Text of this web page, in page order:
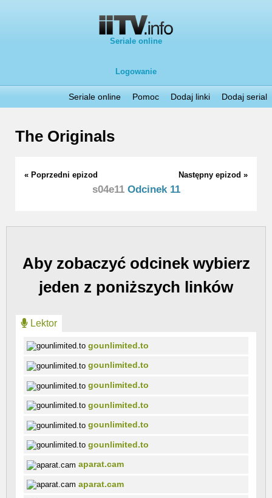
Seriale online
Logowanie
Seriale online Pomoc Dodaj linki Dodaj serial
The Originals
« Poprzedni epizod Następny epizod »
s04e11Odcinek 11
Aby zobaczyć odcinek wybierz
jeden z poniższych linków
Lektor
gounlimited.to
gounlimited.to
gounlimited.to
gounlimited.to
gounlimited.to
gounlimited.to
aparat.cam
aparat.cam